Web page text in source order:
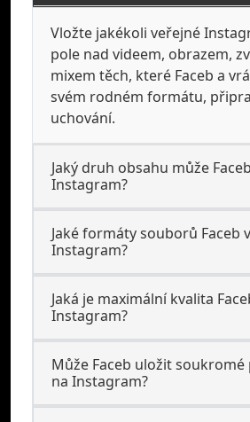
Vložte jakékoli veřejné
pole nad videem, obrazem,
mixem těch, které Faceb a
svém rodném formátu,
uchování.
Jaký druh obsahu může
Instagram?
Jaké formáty souborů Faceb
Instagram?
Jaká je maximální kvalita
Instagram?
Může Faceb uložit soukromé
na Instagram?